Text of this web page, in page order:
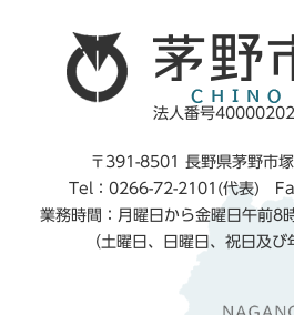
法人番号
〒391-8501 長野県茅野市
Tel：0266-72-2101(代表)
業務時間：月曜日から金曜日午前8
（土曜日、日曜日、祝日及び